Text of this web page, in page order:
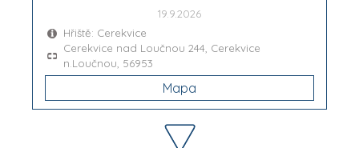
19.9.2026
Hřiště: Cerekvice
Cerekvice nad Loučnou 244, Cerekvice
n.Loučnou, 56953
Mapa